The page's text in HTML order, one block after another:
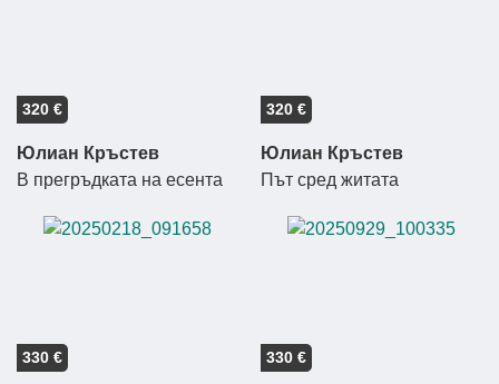
320 €
Юлиан Кръстев
В прегръдката на есента
320 €
Юлиан Кръстев
Път сред житата
330 € 330 €